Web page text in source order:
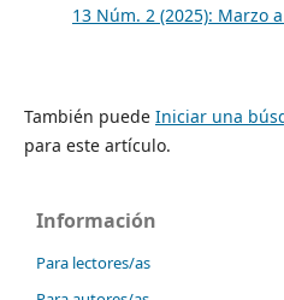
13 Núm. 2 (2025): Marzo
También puede Iniciar una
para este artículo.
Información
Para lectores/as